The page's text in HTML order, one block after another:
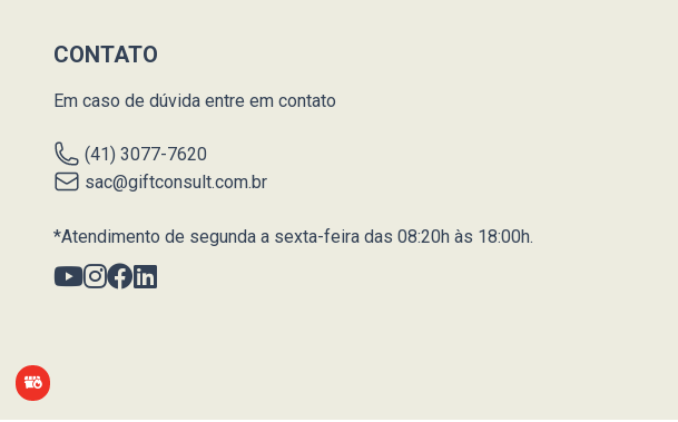
CONTATO
Em caso de dúvida entre em contato
(41) 3077-7620
sac@giftconsult.com.br
*Atendimento de segunda a sexta-feira das 08:20h às 18:00h.